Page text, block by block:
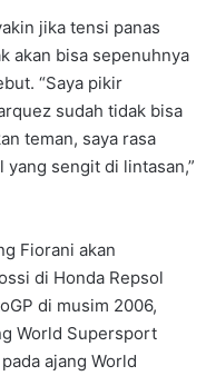
jika tensi panas
akan bisa sepenuhnya
“Saya pikir
sudah tidak bisa
teman, saya rasa
sengit di lintasan,”
Fiorani akan
di Honda Repsol
di musim 2006,
World Supersport
ajang World